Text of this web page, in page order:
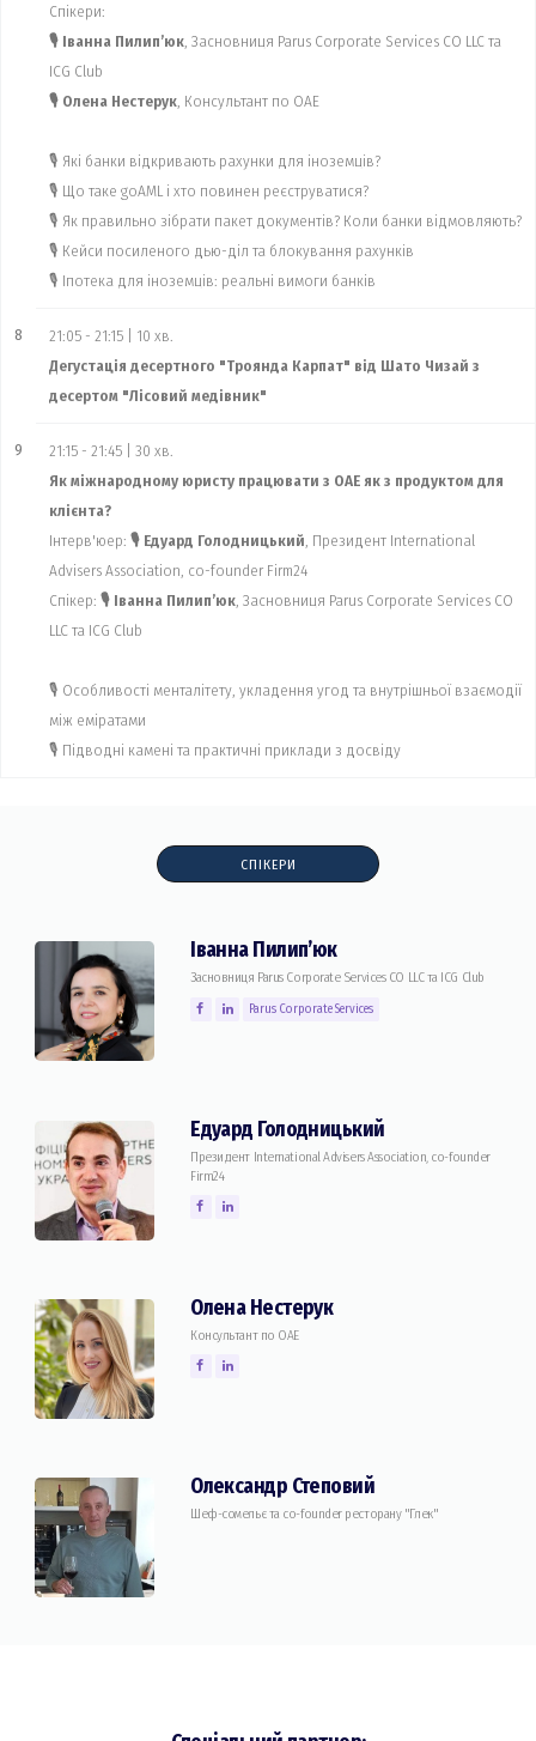
Спікери:
🎙 Іванна Пилип’юк, Засновниця Parus Corporate Services CO LLC та
ICG Club
🎙 Олена Нестерук, Консультант по ОАЕ
🎙 Які банки відкривають рахунки для іноземців?
🎙 Що таке goAML і хто повинен реєструватися?
🎙 Як правильно зібрати пакет документів? Коли банки відмовляють?
🎙 Кейси посиленого дью-діл та блокування рахунків
🎙 Іпотека для іноземців: реальні вимоги банків
8
21:05 - 21:15 | 10 хв.
Дегустація десертного "Троянда Карпат" від Шато Чизай з
десертом "Лісовий медівник"
9
21:15 - 21:45 | 30 хв.
Як міжнародному юристу працювати з ОАЕ як з продуктом для
клієнта?
Інтерв'юер: 🎙 Едуард Голодницький, Президент International
Advisers Association, co-founder Firm24
Спікер: 🎙 Іванна Пилип’юк, Засновниця Parus Corporate Services CO
LLC та ICG Club
🎙 Особливості менталітету, укладення угод та внутрішньої взаємодії
між еміратами
🎙 Підводні камені та практичні приклади з досвіду
СПІКЕРИ
Іванна Пилип’юк
Засновниця Parus Corporate Services CO LLC та ICG Club
Parus Corporate Services
Едуард Голодницький
Президент International Advisers Association, co-founder
Firm24
Олена Нестерук
Консультант по ОАЕ
Олександр Степовий
Шеф-сомельє та co-founder ресторану "Глек"